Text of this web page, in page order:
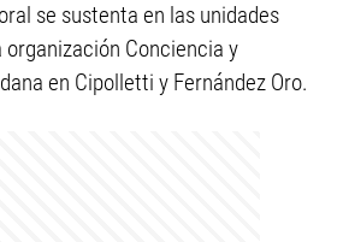
se sustenta en las unidades
Conciencia y
en Cipolletti y Fernández Oro.